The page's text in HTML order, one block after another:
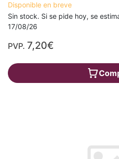
Disponible en breve
Sin stock. Si se pide hoy, se
17/08/26
PVP. 7,20€